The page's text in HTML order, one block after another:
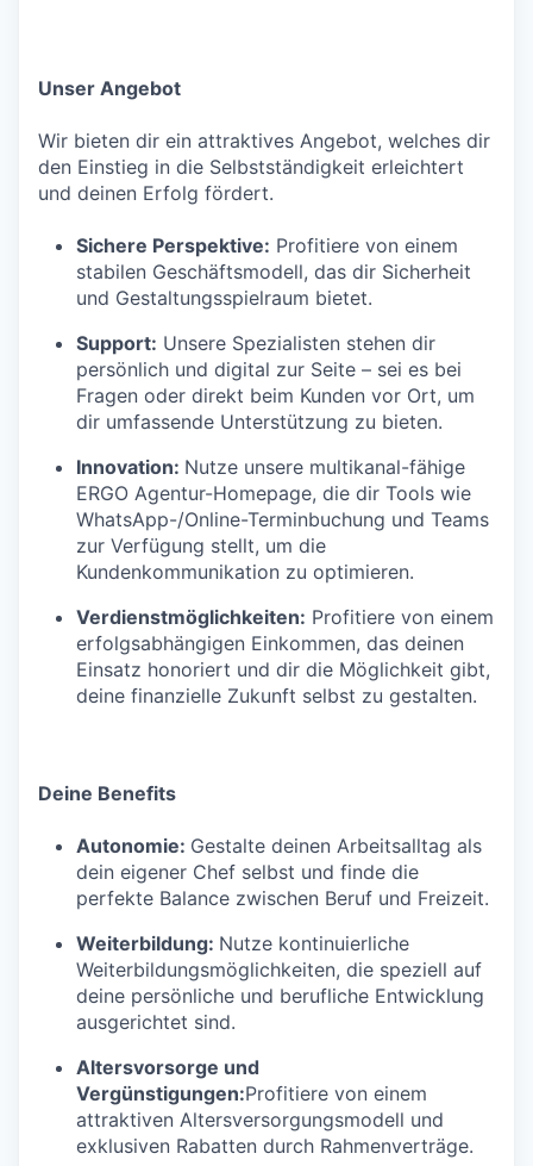
Unser Angebot
Wir bieten dir ein attraktives Angebot, welches dir
den Einstieg in die Selbstständigkeit erleichtert
und deinen Erfolg fördert.
Sichere Perspektive: Profitiere von einem
stabilen Geschäftsmodell, das dir Sicherheit
und Gestaltungsspielraum bietet.
Support: Unsere Spezialisten stehen dir
persönlich und digital zur Seite – sei es bei
Fragen oder direkt beim Kunden vor Ort, um
dir umfassende Unterstützung zu bieten.
Innovation: Nutze unsere multikanal-fähige
ERGO Agentur-Homepage, die dir Tools wie
WhatsApp-/Online-Terminbuchung und Teams
zur Verfügung stellt, um die
Kundenkommunikation zu optimieren.
Verdienstmöglichkeiten: Profitiere von einem
erfolgsabhängigen Einkommen, das deinen
Einsatz honoriert und dir die Möglichkeit gibt,
deine finanzielle Zukunft selbst zu gestalten.
Deine Benefits
Autonomie: Gestalte deinen Arbeitsalltag als
dein eigener Chef selbst und finde die
perfekte Balance zwischen Beruf und Freizeit.
Weiterbildung: Nutze kontinuierliche
Weiterbildungsmöglichkeiten, die speziell auf
deine persönliche und berufliche Entwicklung
ausgerichtet sind.
Altersvorsorge und
Vergünstigungen:Profitiere von einem
attraktiven Altersversorgungsmodell und
exklusiven Rabatten durch Rahmenverträge.